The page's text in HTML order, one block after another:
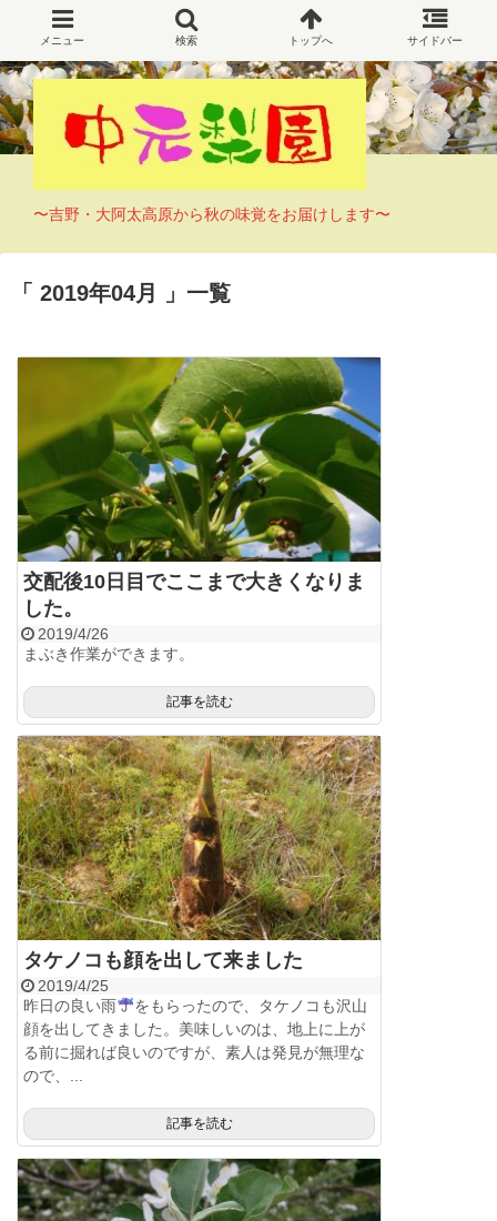
〜吉野・大阿太高原から秋の味覚をお届けします〜
2019年04月 一覧
交配後10日目でここまで大きくなりま
した。
2019/4/26
まぶき作業ができます。
記事を読む
タケノコも顔を出して来ました
2019/4/25
昨日の良い雨
をもらったので、タケノコも沢山
顔を出してきました。美味しいのは、地上に上が
る前に掘れば良いのですが、素人は発見が無理な
ので、...
記事を読む